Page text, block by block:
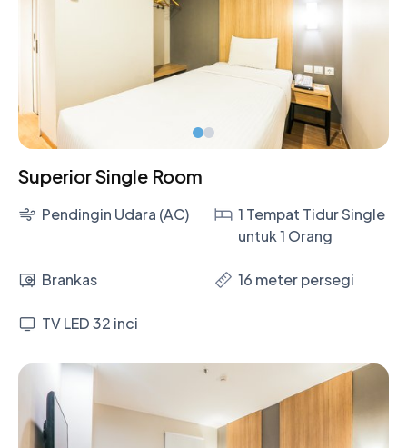
Superior Single Room
Pendingin Udara (AC)
1 Tempat Tidur Single
untuk 1 Orang
Brankas 16 meter persegi
TV LED 32 inci